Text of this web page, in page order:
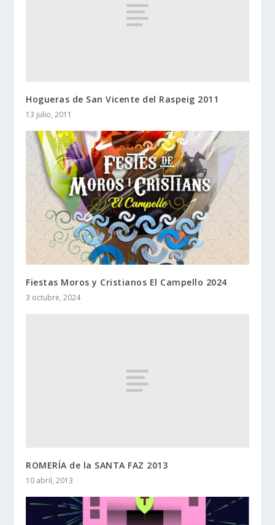
Hogueras de San Vicente del Raspeig 2011
13 julio, 2011
Fiestas Moros y Cristianos El Campello 2024
3 octubre, 2024
ROMERÍA de la SANTA FAZ 2013
10 abril, 2013